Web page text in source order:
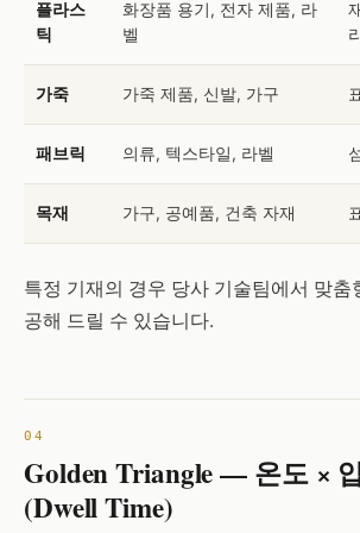
플라스
틱
화장품 용기, 전자 제품, 라
벨
가죽 가죽 제품, 신발, 가구
패브릭 의류, 텍스타일, 라벨
목재 가구, 공예품, 건축 자재
특정 기재의 경우 당사 기술팀에서 맞춤
공해 드릴 수 있습니다.
Golden Triangle — 온도 ×
(Dwell Time)